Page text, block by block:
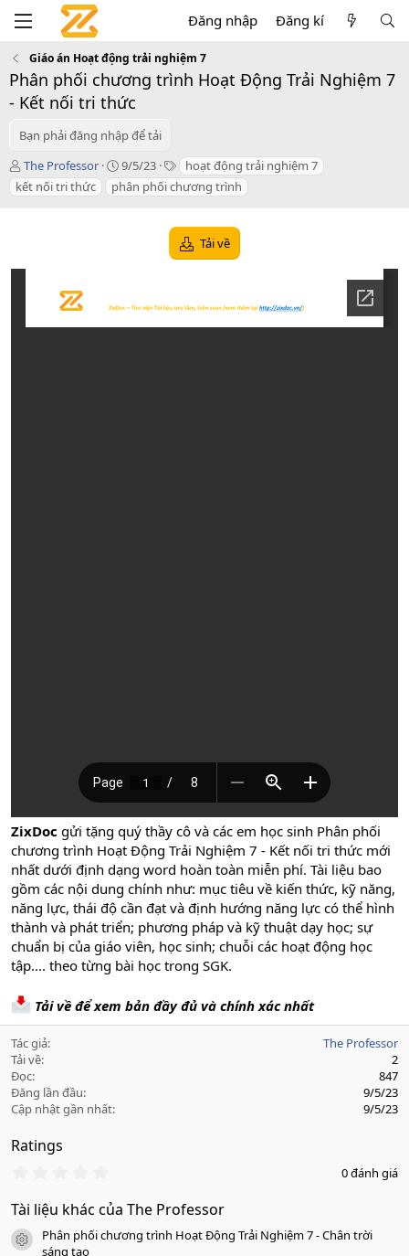
Đăng nhập Đăng kí
Giáo án Hoạt động trải nghiệm 7
Phân phối chương trình Hoạt Động Trải Nghiệm 7
- Kết nối tri thức
Bạn phải đăng nhập để tải
T
á
c
The Professor
C
r
e
a
t
9/5/23
T
a
g
hoạt động trải nghiệm 7
kết nối tri thức
phân phối chương trình
Tải về
ZixDoc gửi tặng quý thầy cô và các em học sinh Phân phối
chương trình Hoạt Động Trải Nghiệm 7 - Kết nối tri thức mới
nhất dưới định dạng word hoàn toàn miễn phí. Tài liệu bao
gồm các nội dung chính như: mục tiêu về kiến thức, kỹ năng,
năng lực, thái độ cần đạt và định hướng năng lực có thể hình
thành và phát triển; phương pháp và kỹ thuật dạy học; sự
chuẩn bị của giáo viên, học sinh; chuỗi các hoạt động học
tập.... theo từng bài học trong SGK.
Tải về để xem bản đầy đủ và chính xác nhất
Tác giả
The Professor
Tải về
2
Đọc
847
Đăng lần đầu
9/5/23
Cập nhật gần nhất
9/5/23
Ratings
0
0
a
0 đánh giá
Tài liệu khác của The Professor
icon tài liệu
Phân phối chương trình Hoạt Động Trải Nghiệm 7 - Chân trời
sáng tạo